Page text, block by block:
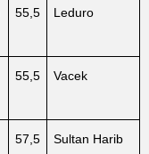
55,5 Leduro
55,5 Vacek
57,5 Sultan Harib